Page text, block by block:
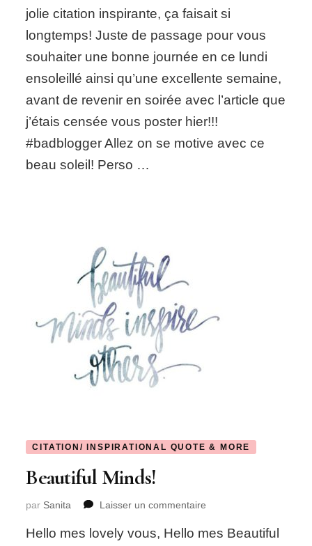
lundi
jolie citation inspirante, ça faisait si
longtemps! Juste de passage pour vous
souhaiter une bonne journée en ce lundi
ensoleillé ainsi qu’une excellente semaine,
avant de revenir en soirée avec l’article que
j’étais censée vous poster hier!!!
#badblogger Allez on se motive avec ce
beau soleil! Perso …
CITATION/ INSPIRATIONAL QUOTE & MORE
Beautiful Minds!
par Sanita Laisser un commentaire
Minds!
Hello mes lovely vous, Hello mes Beautiful